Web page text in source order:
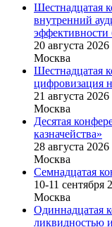
Шестнадцатая
внутренний
эффективности
20 августа 2026
Москва
Шестнадцатая
цифровизация
21 августа 2026
Москва
Десятая
казначейства»
28 августа 2026
Москва
Семнадцатая
10-11 сентября
Москва
Одиннадцатая
ликвидностью